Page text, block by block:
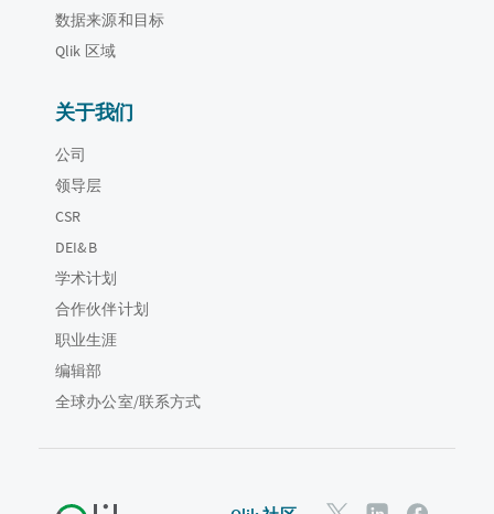
数据来源和目标
Qlik 区域
关于我们
公司
领导层
CSR
DEI&B
学术计划
合作伙伴计划
职业生涯
编辑部
全球办公室/联系方式